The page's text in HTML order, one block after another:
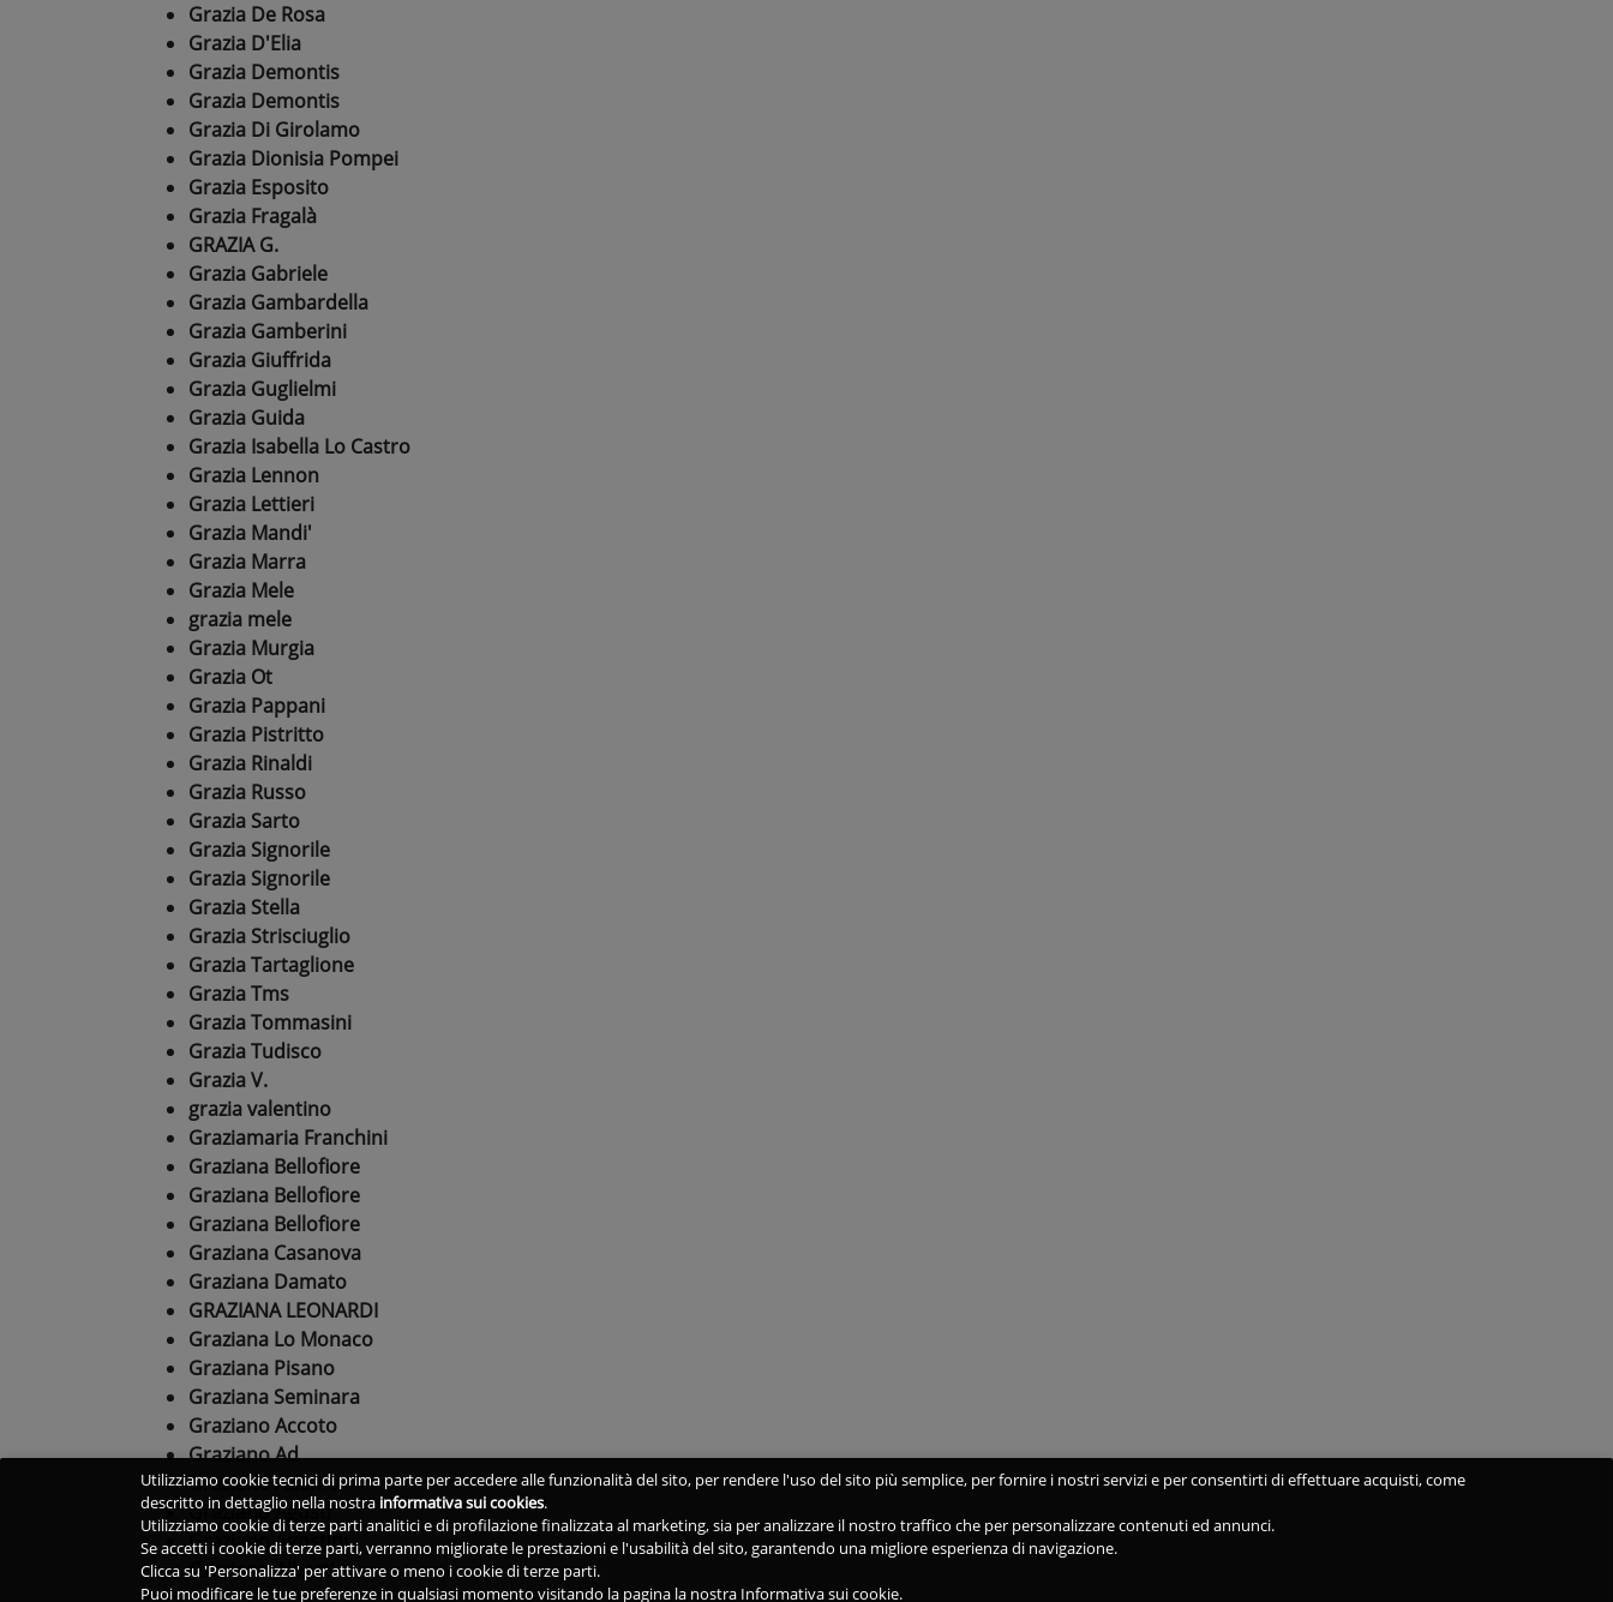
Grazia De Rosa
Grazia D'Elia
Grazia Demontis
Grazia Demontis
Grazia Di Girolamo
Grazia Dionisia Pompei
Grazia Esposito
Grazia Fragalà
GRAZIA G.
Grazia Gabriele
Grazia Gambardella
Grazia Gamberini
Grazia Giuffrida
Grazia Guglielmi
Grazia Guida
Grazia Isabella Lo Castro
Grazia Lennon
Grazia Lettieri
Grazia Mandi'
Grazia Marra
Grazia Mele
grazia mele
Grazia Murgia
Grazia Ot
Grazia Pappani
Grazia Pistritto
Grazia Rinaldi
Grazia Russo
Grazia Sarto
Grazia Signorile
Grazia Signorile
Grazia Stella
Grazia Strisciuglio
Grazia Tartaglione
Grazia Tms
Grazia Tommasini
Grazia Tudisco
Grazia V.
grazia valentino
Graziamaria Franchini
Graziana Bellofiore
Graziana Bellofiore
Graziana Bellofiore
Graziana Casanova
Graziana Damato
GRAZIANA LEONARDI
Graziana Lo Monaco
Graziana Pisano
Graziana Seminara
Graziano Accoto
Graziano Ad
Graziano Adamo
Graziano Agosti
Graziano Agostini
Graziano Alberti
Utilizziamo cookie tecnici di prima parte per accedere alle funzionalità del sito, per rendere l'uso del sito più semplice, per fornire i nostri servizi e per consentirti di effettuare acquisti, come
descritto in dettaglio nella nostra informativa sui cookies.
Utilizziamo cookie di terze parti analitici e di profilazione finalizzata al marketing, sia per analizzare il nostro traffico che per personalizzare contenuti ed annunci.
Se accetti i cookie di terze parti, verranno migliorate le prestazioni e l'usabilità del sito, garantendo una migliore esperienza di navigazione.
Clicca su 'Personalizza' per attivare o meno i cookie di terze parti.
Puoi modificare le tue preferenze in qualsiasi momento visitando la pagina la nostra Informativa sui cookie.